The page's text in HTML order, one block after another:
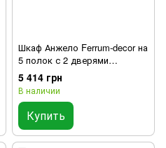
Шкаф Анжело Ferrum-decor на
5 полок с 2 дверями
1900x700x380 ДСП Венге
Магия 16 мм (ANG2072)
5 414 грн
В наличии
Купить